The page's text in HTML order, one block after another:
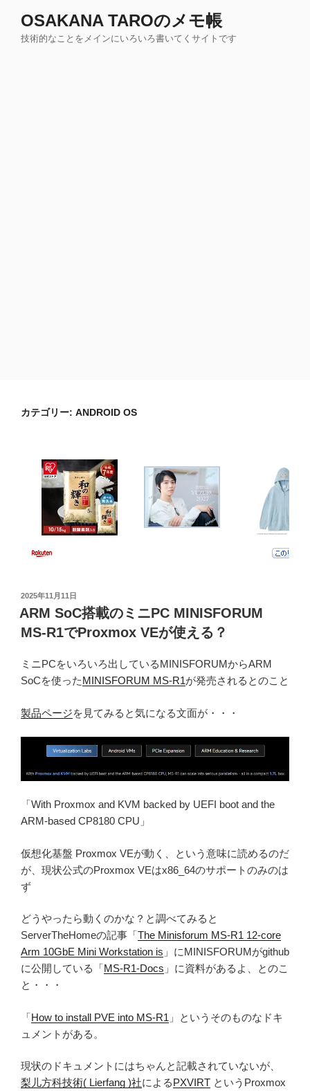
OSAKANA TAROのメモ帳
技術的なことをメインにいろいろ書いてくサイトです
カテゴリー: ANDROID OS
投
稿
日:
2025年11月11日
ARM SoC搭載のミニPC MINISFORUM
MS-R1でProxmox VEが使える？
ミニPCをいろいろ出しているMINISFORUMからARM
SoCを使ったMINISFORUM MS-R1が発売されるとのこと
製品ページを見てみると気になる文面が・・・
「With Proxmox and KVM backed by UEFI boot and the
ARM-based CP8180 CPU」
仮想化基盤 Proxmox VEが動く、という意味に読めるのだ
が、現状公式のProxmox VEはx86_64のサポートのみのは
ず
どうやったら動くのかな？と調べてみると
ServerTheHomeの記事「The Minisforum MS-R1 12-core
Arm 10GbE Mini Workstation is 」にMINISFORUMがgithub
に公開している「MS-R1-Docs 」に資料があるよ、とのこ
と・・・
「How to install PVE into MS-R1 」というそのものなドキ
ュメントがある。
現状のドキュメントにはちゃんと記載されていないが、
梨儿方科技術( Lierfang )社によるPXVIRT というProxmox